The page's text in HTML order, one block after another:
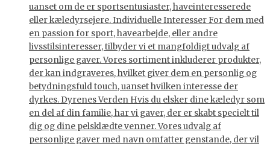
uanset om de er sportsentusiaster, haveinteresserede
eller kæledyrsejere. Individuelle Interesser For dem med
en passion for sport, havearbejde, eller andre
livsstilsinteresser, tilbyder vi et mangfoldigt udvalg af
personlige gaver. Vores sortiment inkluderer produkter,
der kan indgraveres, hvilket giver dem en personlig og
betydningsfuld touch, uanset hvilken interesse der
dyrkes. Dyrenes Verden Hvis du elsker dine kæledyr som
en del af din familie, har vi gaver, der er skabt specielt til
dig og dine pelsklædte venner. Vores udvalg af
personlige gaver med navn omfatter genstande, der vil